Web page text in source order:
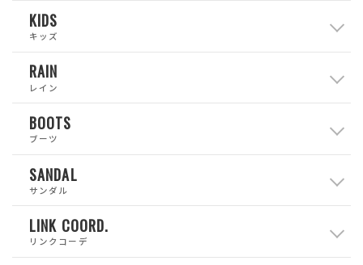
KIDS
キッズ
RAIN
レイン
BOOTS
ブーツ
SANDAL
サンダル
LINK COORD.
リンクコーデ